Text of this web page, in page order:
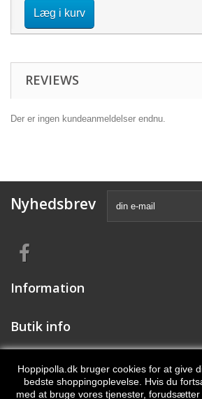
Læg i kurv
REVIEWS
Der er ingen kundeanmeldelser endnu.
Nyhedsbrev
Information
Butik info
Betalingsmåder
Hoppipolla.dk bruger cookies for at give
bedste shoppingoplevelse. Hvis du
med at bruge vores tjenester, forudsætter